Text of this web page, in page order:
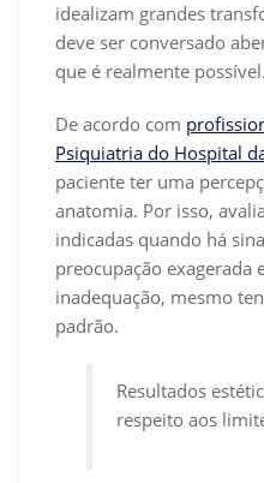
idealizam grandes
deve ser conversado
que é realmente possível.
De acordo com
Psiquiatria do Hospital
paciente ter uma
anatomia. Por isso,
indicadas quando há
preocupação exagerada
inadequação, mesmo
padrão.
Resultados
respeito aos